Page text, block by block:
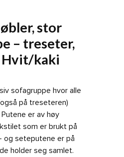
stor
– treseter,
Hvit/kaki
sofagruppe hvor alle
på treseteren)
er av høy
som er brukt på
og seteputene er på
holder seg samlet.